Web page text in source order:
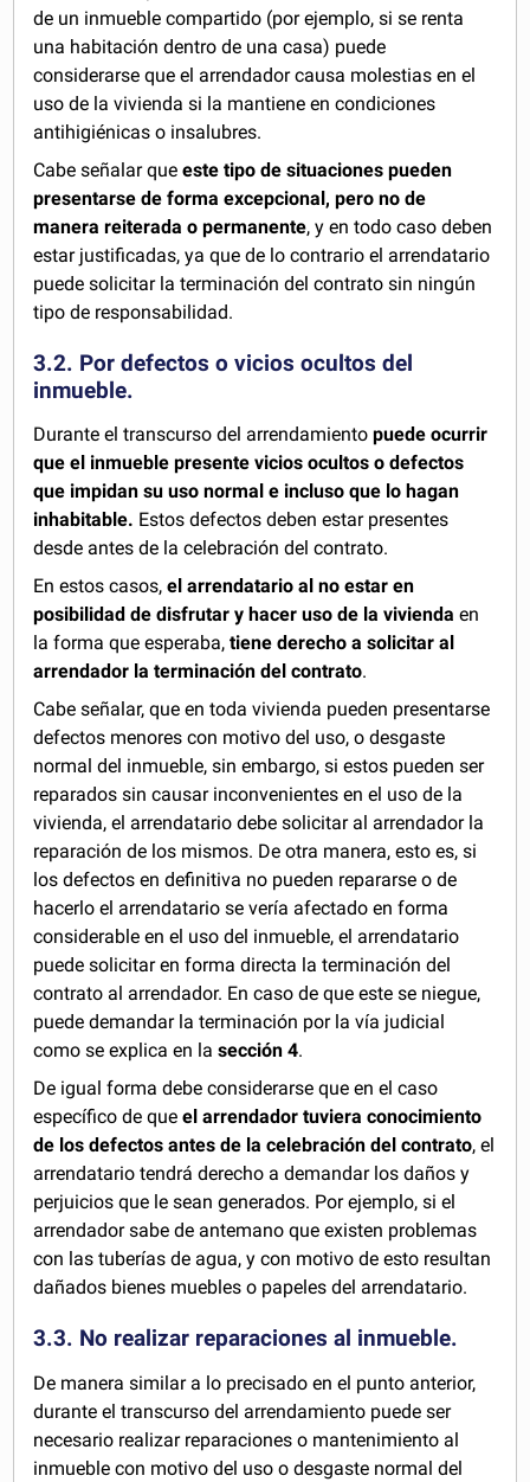
de un inmueble compartido (por ejemplo, si se renta
una habitación dentro de una casa) puede
considerarse que el arrendador causa molestias en el
uso de la vivienda si la mantiene en condiciones
antihigiénicas o insalubres.
Cabe señalar queeste tipo de situaciones pueden
presentarse de forma excepcional, pero no de
manera reiterada o permanente, y en todo caso deben
estar justificadas, ya que de lo contrario el arrendatario
puede solicitar la terminación del contrato sin ningún
tipo de responsabilidad.
3.2. Por defectos o vicios ocultos del
inmueble.
Durante el transcurso del arrendamientopuede ocurrir
que el inmueble presente vicios ocultos o defectos
que impidan su uso normal e incluso que lo hagan
inhabitable. Estos defectos deben estar presentes
desde antes de la celebración del contrato.
En estos casos,el arrendatario al no estar en
posibilidad de disfrutar y hacer uso de la vivienda en
la forma que esperaba,tiene derecho a solicitar al
arrendador la terminación del contrato.
Cabe señalar, que en toda vivienda pueden presentarse
defectos menores con motivo del uso, o desgaste
normal del inmueble, sin embargo, si estos pueden ser
reparados sin causar inconvenientes en el uso de la
vivienda, el arrendatario debe solicitar al arrendador la
reparación de los mismos. De otra manera, esto es, si
los defectos en definitiva no pueden repararse o de
hacerlo el arrendatario se vería afectado en forma
considerable en el uso del inmueble, el arrendatario
puede solicitar en forma directa la terminación del
contrato al arrendador. En caso de que este se niegue,
puede demandar la terminación por la vía judicial
como se explica en lasección 4.
De igual forma debe considerarse que en el caso
específico de queel arrendador tuviera conocimiento
de los defectos antes de la celebración del contrato, el
arrendatario tendrá derecho a demandar los daños y
perjuicios que le sean generados. Por ejemplo, si el
arrendador sabe de antemano que existen problemas
con las tuberías de agua, y con motivo de esto resultan
dañados bienes muebles o papeles del arrendatario.
3.3. No realizar reparaciones al inmueble.
De manera similar a lo precisado en el punto anterior,
durante el transcurso del arrendamiento puede ser
necesario realizar reparaciones o mantenimiento al
inmueble con motivo del uso o desgaste normal del